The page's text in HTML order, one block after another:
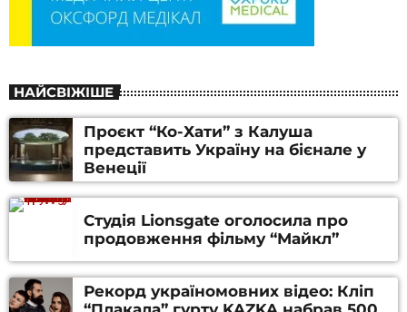
НАЙСВІЖІШЕ
Проєкт “Ко-Хати” з Калуша
представить Україну на бієнале у
Венеції
Студія Lionsgate оголосила про
продовження фільму “Майкл”
Рекорд україномовних відео: Кліп